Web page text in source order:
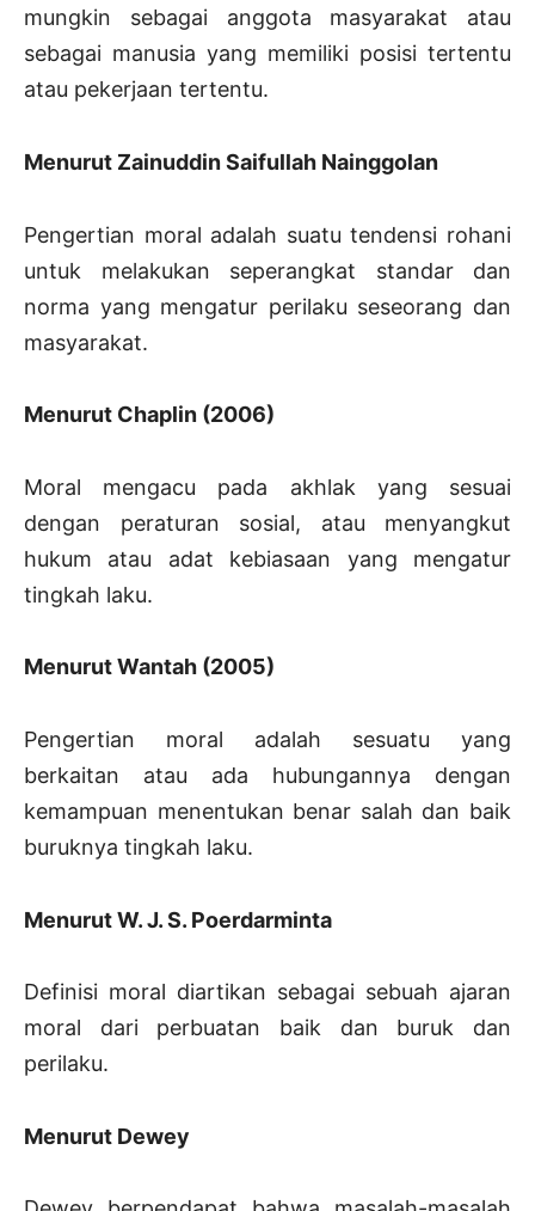
mungkin sebagai anggota masyarakat atau
sebagai manusia yang memiliki posisi tertentu
atau pekerjaan tertentu.
Menurut Zainuddin Saifullah Nainggolan
Pengertian moral adalah suatu tendensi rohani
untuk melakukan seperangkat standar dan
norma yang mengatur perilaku seseorang dan
masyarakat.
Menurut Chaplin (2006)
Moral mengacu pada akhlak yang sesuai
dengan peraturan sosial, atau menyangkut
hukum atau adat kebiasaan yang mengatur
tingkah laku.
Menurut Wantah (2005)
Pengertian moral adalah sesuatu yang
berkaitan atau ada hubungannya dengan
kemampuan menentukan benar salah dan baik
buruknya tingkah laku.
Menurut W. J. S. Poerdarminta
Definisi moral diartikan sebagai sebuah ajaran
moral dari perbuatan baik dan buruk dan
perilaku.
Menurut Dewey